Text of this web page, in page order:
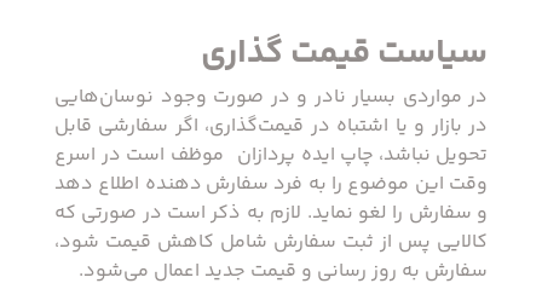
سیاست قیمت گذاری
در مواردی بسیار نادر و در صورت وجود نوسان‌‏هایی
در بازار و یا اشتباه در قیمت‌‏گذاری، اگر سفارشی قابل
تحویل نباشد، ‏چاپ ایده پردازان ‏ موظف است در اسرع
وقت این موضوع را به فرد سفارش‌ ‏دهنده اطلاع دهد
و سفارش را لغو نماید. لازم به ذکر است در صورتی که
کالایی پس از ثبت سفارش شامل کاهش قیمت شود،
سفارش به روز رسانی و قیمت جدید اعمال می‏‌شود.